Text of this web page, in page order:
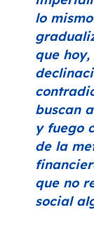
lo
que
buscan
y fuego
de la
que no
social